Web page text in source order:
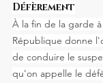
Défèrement
À la fin de la garde
République donne
de conduire le
qu'on appelle le